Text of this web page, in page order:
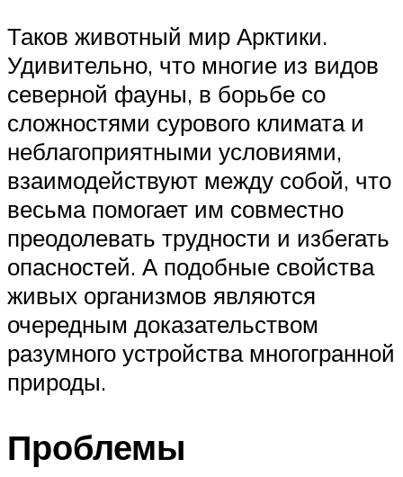
Таков животный мир Арктики.
Удивительно, что многие из видов
северной фауны, в борьбе со
сложностями сурового климата и
неблагоприятными условиями,
взаимодействуют между собой, что
весьма помогает им совместно
преодолевать трудности и избегать
опасностей. А подобные свойства
живых организмов являются
очередным доказательством
разумного устройства многогранной
природы.
Проблемы